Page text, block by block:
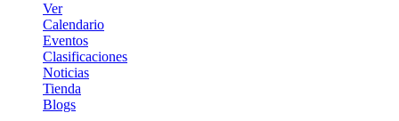
Ver
Calendario
Eventos
Clasificaciones
Noticias
Tienda
Blogs